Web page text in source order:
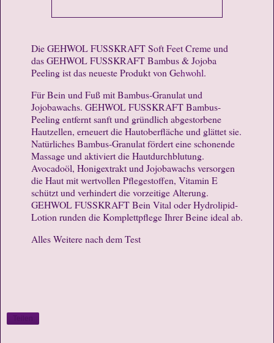
Die GEHWOL FUSSKRAFT Soft Feet Creme und
das GEHWOL FUSSKRAFT Bambus & Jojoba
Peeling ist das neueste Produkt von Gehwohl.
Für Bein und Fuß mit Bambus-Granulat und
Jojobawachs. GEHWOL FUSSKRAFT Bambus-
Peeling entfernt sanft und gründlich abgestorbene
Hautzellen, erneuert die Hautoberfläche und glättet sie.
Natürliches Bambus-Granulat fördert eine schonende
Massage und aktiviert die Hautdurchblutung.
Avocadoöl, Honigextrakt und Jojobawachs versorgen
die Haut mit wertvollen Pflegestoffen, Vitamin E
schützt und verhindert die vorzeitige Alterung.
GEHWOL FUSSKRAFT Bein Vital oder Hydrolipid-
Lotion runden die Komplettpflege Ihrer Beine ideal ab.
Alles Weitere nach dem Test